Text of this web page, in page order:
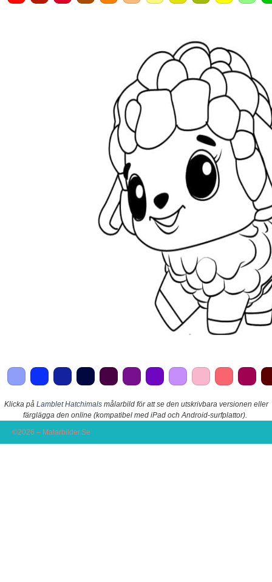
Klicka på Lamblet Hatchimalsmålarbild för att se den utskrivbara versionen eller
färglägga den online (kompatibel med iPad och Android-surfplattor).
©2026 – Malarbilder.Se